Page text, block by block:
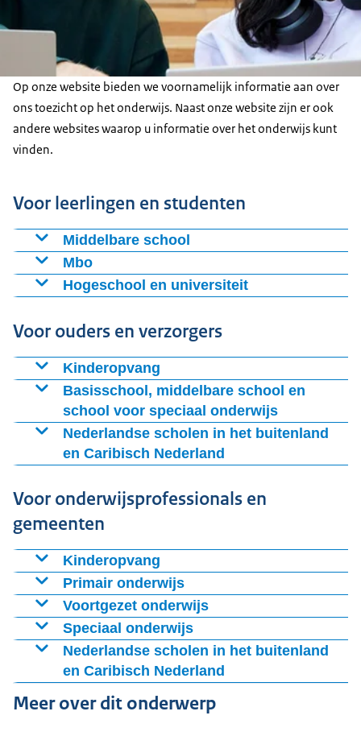
Op onze website bieden we voornamelijk informatie aan over
ons toezicht op het onderwijs. Naast onze website zijn er ook
andere websites waarop u informatie over het onderwijs kunt
vinden.
Voor leerlingen en studenten
Middelbare school
Landelijk Aktie Komitee Scholieren (LAKS)
Leerlingen van een middelbare school met klachten
het
Mbo
Jongeren Organisatie Beroepsonderwijs
terecht bij de
Hogeschool en universiteit
Studenten Overleg
vragen of advies terecht bij de
Voor ouders en verzorgers
Kinderopvang
Rijksoverheid
Wilt u meer informatie over wetten en regels in het
onderwijs? Lees over
Basisschool, middelbare school en
school voor speciaal onderwijs
Ouders & Onderwijs
Ouders met schoolgaande kinderen kunnen voor
Nederlandse scholen in het buitenland
en Caribisch Nederland
(Stichting NOB)
Stichting NOB informeert ouders over Nederlands
scholenzoeker aan. Hiermee vindt u alle scholen in
het buitenland die onderwijs in Nederlandse taal en
cultuur aanbieden.
Voor onderwijsprofessionals en
gemeenten
Kinderopvang
Primair onderwijs
Voortgezet onderwijs
Speciaal onderwijs
Nederlandse scholen in het buitenland
en Caribisch Nederland
Meer over dit onderwerp